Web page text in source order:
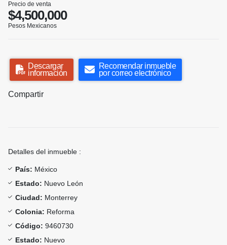
Precio de venta
$4,500,000
Pesos Mexicanos
Descargar
información
Recomendar inmueble
por correo electrónico
Compartir
Detalles del inmueble :
País: México
Estado: Nuevo León
Ciudad: Monterrey
Colonia: Reforma
Código: 9460730
Estado: Nuevo